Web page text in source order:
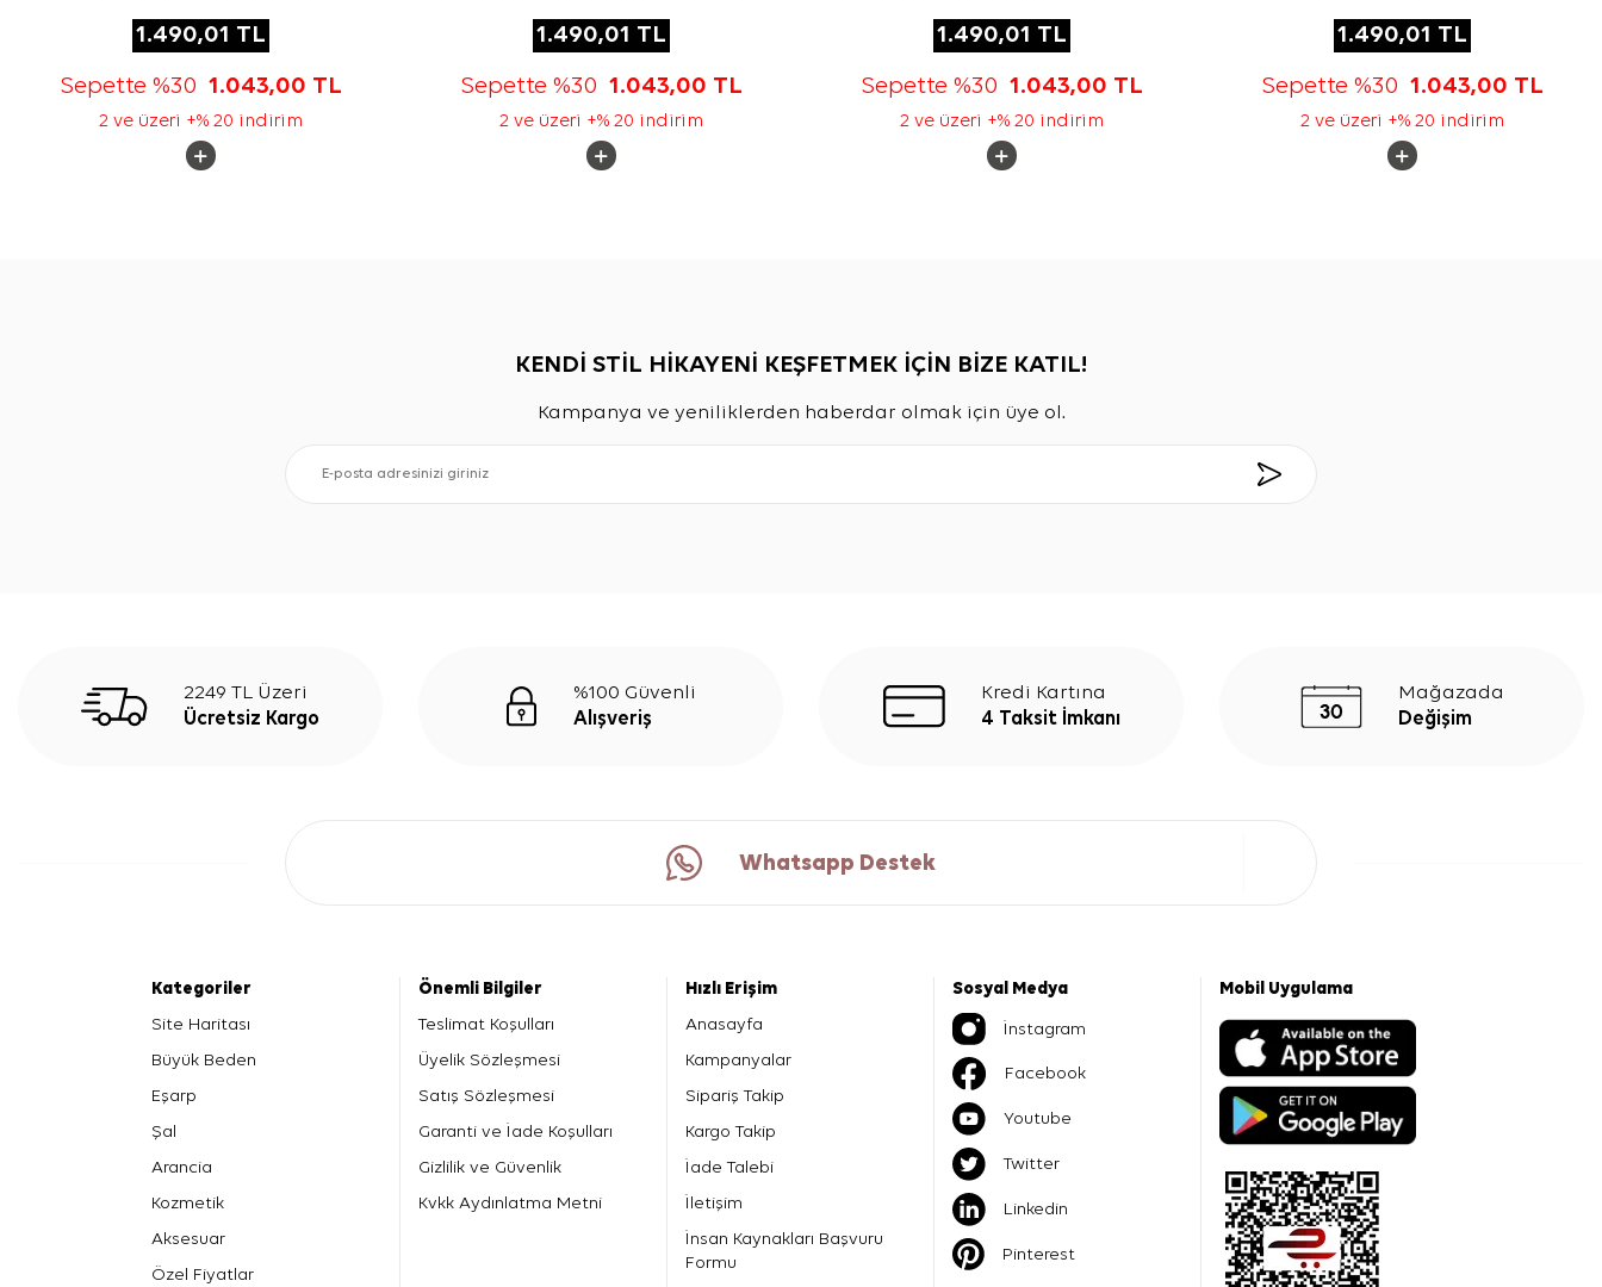
1.490,01 TL
Sepette %30 1.043,00 TL
2 ve üzeri +% 20 indirim
1.490,01 TL
Sepette %30 1.043,00 TL
2 ve üzeri +% 20 indirim
1.490,01 TL
Sepette %30 1.043,00 TL
2 ve üzeri +% 20 indirim
1.490,01 TL
Sepette %30 1.043,00 TL
2 ve üzeri +% 20 indirim
KENDİ STİL HİKAYENİ KEŞFETMEK İÇİN BİZE KATIL!
Kampanya ve yeniliklerden haberdar olmak için üye ol.
2249 TL Üzeri
Ücretsiz Kargo
%100 Güvenli
Alışveriş
Kredi Kartına
4 Taksit İmkanı
Mağazada
Değişim
Whatsapp Destek
Kategoriler
Site Haritası
Büyük Beden
Eşarp
Şal
Arancia
Kozmetik
Aksesuar
Özel Fiyatlar
Önemli Bilgiler
Teslimat Koşulları
Üyelik Sözleşmesi
Satış Sözleşmesi
Garanti ve İade Koşulları
Gizlilik ve Güvenlik
Kvkk Aydınlatma Metni
Hızlı Erişim
Anasayfa
Kampanyalar
Sipariş Takip
Kargo Takip
İade Talebi
İletişim
İnsan Kaynakları Başvuru
Formu
Sosyal Medya
İnstagram
Facebook
Youtube
Twitter
Linkedin
Pinterest
Mobil Uygulama